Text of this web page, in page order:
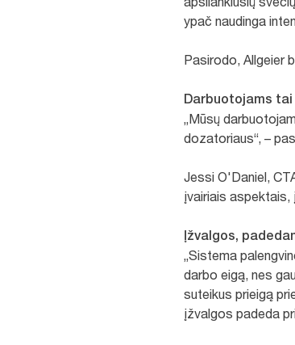
ypač naudinga
Pasirodo, Allgeier
Darbuotojams
„Mūsų
dozatoriaus“, –
Jessi O'Daniel,
įvairiais aspektais,
Įžvalgos,
„Sistema
darbo eigą, nes
suteikus prieigą
įžvalgos padeda